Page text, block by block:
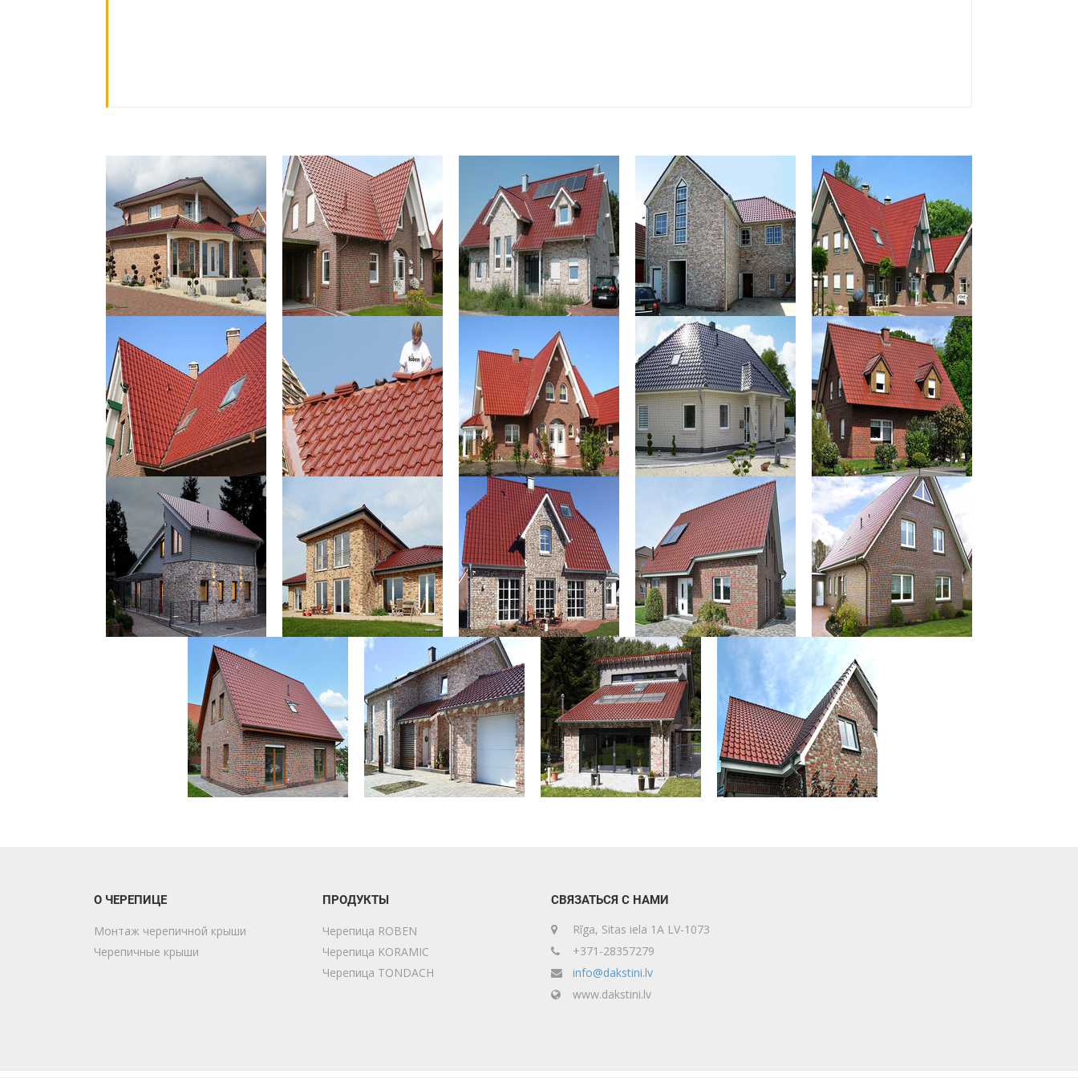
О ЧЕРЕПИЦЕ
Монтаж черепичной крыши
Черепичные крыши
ПРОДУКТЫ
Черепица ROBEN
Черепица KORAMIC
Черепица TONDACH
СВЯЗАТЬСЯ С НАМИ
Rīga, Sitas iela 1A LV-1073
+371-28357279
info@dakstini.lv
www.dakstini.lv